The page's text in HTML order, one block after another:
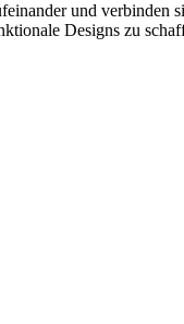
und
Designs zu